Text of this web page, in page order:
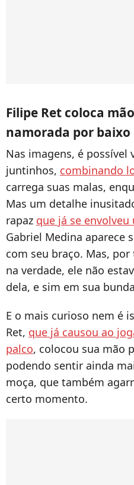
Filipe Ret coloca
namorada por baixo
Nas imagens, é possível
juntinhos, combinando
carrega suas malas,
Mas um detalhe
rapaz que já se
Gabriel Medina aparece
com seu braço. Mas,
na verdade, ele não
dela, e sim em sua
E o mais curioso nem é
Ret, que já causou ao
palco, colocou sua mão
podendo sentir ainda
moça, que também
certo momento.